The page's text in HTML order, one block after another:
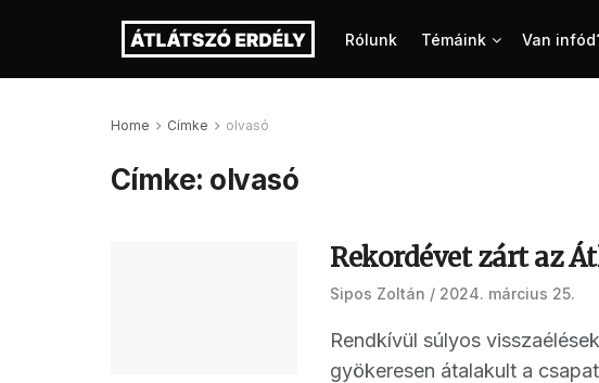
Rólunk Témáink Van
Home Címke olvasó
Címke: olvasó
Rekordévet zárt az
Sipos Zoltán 2024. március 25.
Rendkívül súlyos
gyökeresen átalakult a